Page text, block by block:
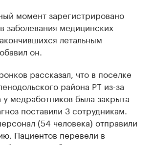
момент зарегистрировано
заболевания медицинских
летальным
он.
рассказал, что в поселке
района РТ из-за
медработников была закрыта
поставили 3 сотрудникам.
(54 человека) отправили
Пациентов перевели в